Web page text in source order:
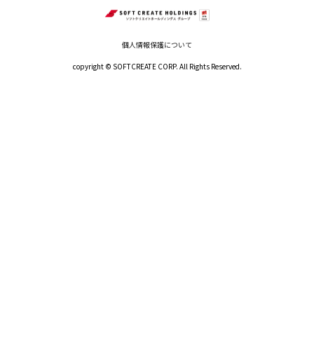
個人情報保護について
copyright © SOFTCREATE CORP. All Rights Reserved.